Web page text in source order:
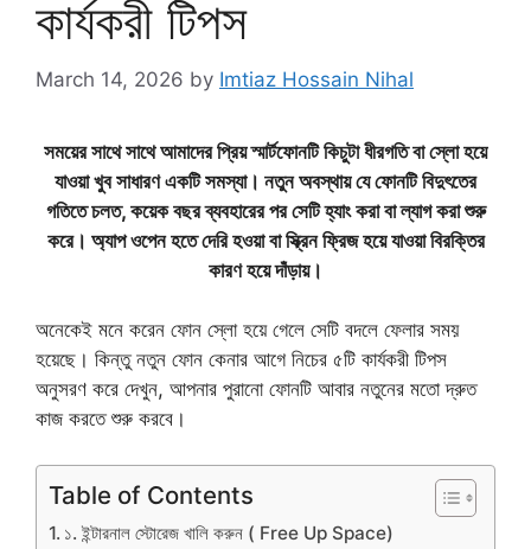
কার্যকরী টিপস
March 14, 2026 by Imtiaz Hossain Nihal
সময়ের সাথে সাথে আমাদের প্রিয় স্মার্টফোনটি কিচুটা ধীরগতি বা স্লো হয়ে
যাওয়া খুব সাধারণ একটি সমস্যা। নতুন অবস্থায় যে ফোনটি বিদুৎতের
গতিতে চলত, কয়েক বছর ব্যবহারের পর সেটি হ্যাং করা বা ল্যাগ করা শুরু
করে। অ্যাপ ওপেন হতে দেরি হওয়া বা স্ক্রিন ফ্রিজ হয়ে যাওয়া বিরক্তির
কারণ হয়ে দাঁড়ায়।
অনেকেই মনে করেন ফোন স্লো হয়ে গেলে সেটি বদলে ফেলার সময়
হয়েছে। কিন্তু নতুন ফোন কেনার আগে নিচের ৫টি কার্যকরী টিপস
অনুসরণ করে দেখুন, আপনার পুরানো ফোনটি আবার নতুনের মতো দ্রুত
কাজ করতে শুরু করবে।
Table of Contents
১. ইন্টারনাল স্টোরেজ খালি করুন ( Free Up Space)